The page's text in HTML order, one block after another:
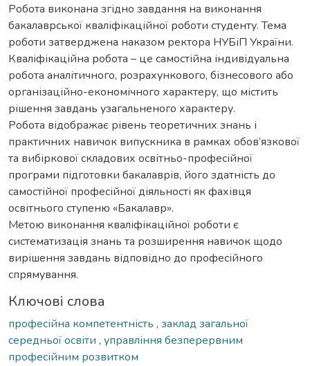
Робота виконана згідно завдання на виконання
бакалаврської кваліфікаційної роботи студенту. Тема
роботи затверджена наказом ректора НУБіП України.
Кваліфікаційна робота – це самостійна індивідуальна
робота аналітичного, розрахункового, бізнесового або
організаційно-економічного характеру, що містить
рішення завдань узагальненого характеру.
Робота відображає рівень теоретичних знань і
практичних навичок випускника в рамках обов’язкової
та вибіркової складових освітньо-професійної
програми підготовки бакалаврів, його здатність до
самостійної професійної діяльності як фахівця
освітнього ступеню «Бакалавр».
Метою виконання кваліфікаційної роботи є
систематизація знань та розширення навичок щодо
вирішення завдань відповідно до професійного
спрямування.
Ключові слова
професійна компетентність , заклад загальної
середньої освіти , управління безперервним
професійним розвитком